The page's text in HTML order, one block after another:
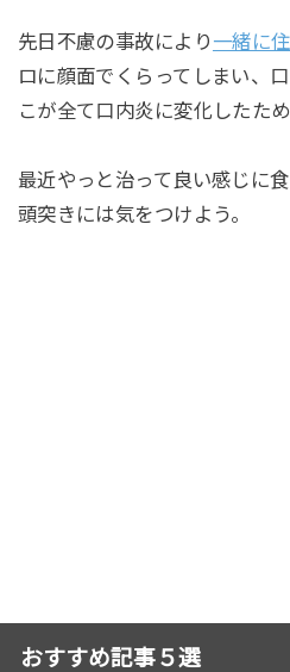
先日不慮の事故により 一緒に
ロに顔面でくらってしまい、
こが全て口内炎に変化したた
最近やっと治って良い感じに
頭突きには気をつけよう。
おすすめ記事５選